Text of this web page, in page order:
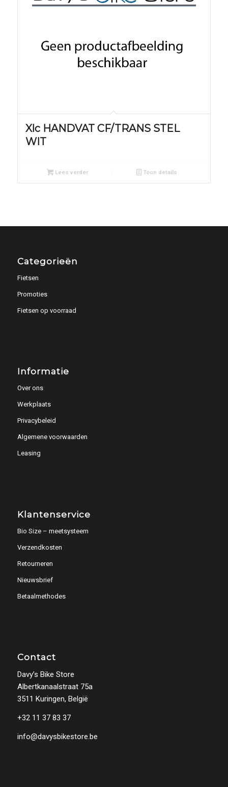
Xlc HANDVAT CF/TRANS STEL
WIT
Lees verder Toon details
Categorieën
Fietsen
Promoties
Fietsen op voorraad
Informatie
Over ons
Werkplaats
Privacybeleid
Algemene voorwaarden
Leasing
Klantenservice
Bio Size – meetsysteem
Verzendkosten
Retourneren
Nieuwsbrief
Betaalmethodes
Contact
Davy’s Bike Store
Albertkanaalstraat 75a
3511 Kuringen, België
+32 11 37 83 37
info@davysbikestore.be